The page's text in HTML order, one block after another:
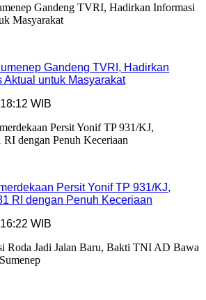
Gandeng TVRI, Hadirkan
Aktual untuk Masyarakat
WIB
Persit Yonif TP 931/KJ,
RI dengan Penuh Keceriaan
WIB